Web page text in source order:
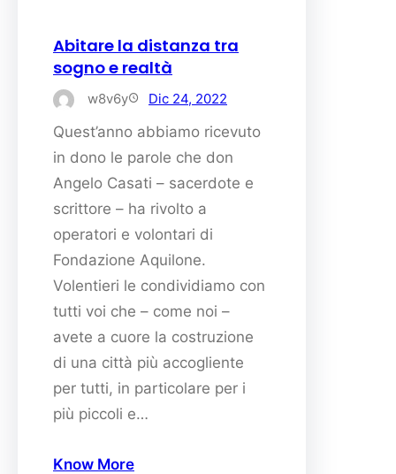
Abitare la distanza tra
sogno e realtà
w8v6y Dic 24, 2022
Quest’anno abbiamo ricevuto
in dono le parole che don
Angelo Casati – sacerdote e
scrittore – ha rivolto a
operatori e volontari di
Fondazione Aquilone.
Volentieri le condividiamo con
tutti voi che – come noi –
avete a cuore la costruzione
di una città più accogliente
per tutti, in particolare per i
più piccoli e…
Know More